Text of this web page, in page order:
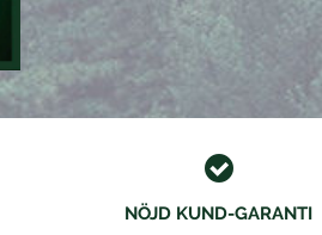
NÖJD KUND-GARANTI